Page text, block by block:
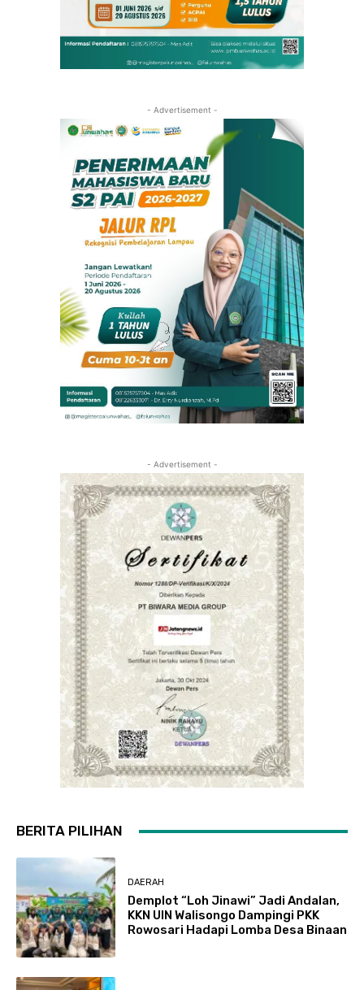
- Advertisement -
- Advertisement -
BERITA PILIHAN
DAERAH
Demplot “Loh Jinawi” Jadi Andalan,
KKN UIN Walisongo Dampingi PKK
Rowosari Hadapi Lomba Desa Binaan